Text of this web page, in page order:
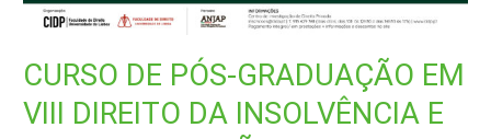
CURSO DE PÓS-GRADUAÇÃO EM
VIII DIREITO DA INSOLVÊNCIA E